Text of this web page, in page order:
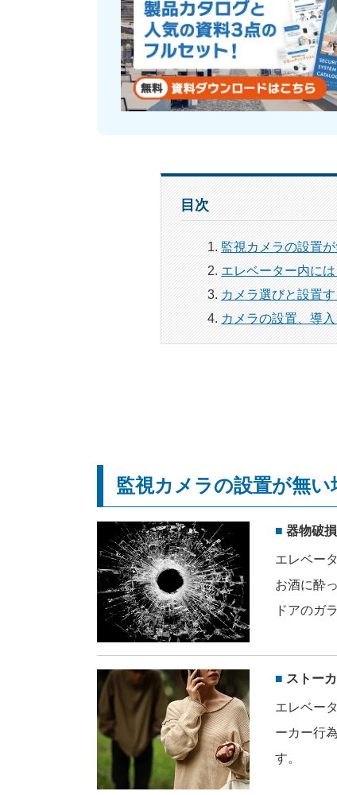
目次
監視カメラの設置
エレベーター内に
カメラ選びと設置
カメラの設置、導
監視カメラの設置が無
器物破
エレベー
お酒に酔
ドアのガ
ストー
エレベー
ーカー行
す。